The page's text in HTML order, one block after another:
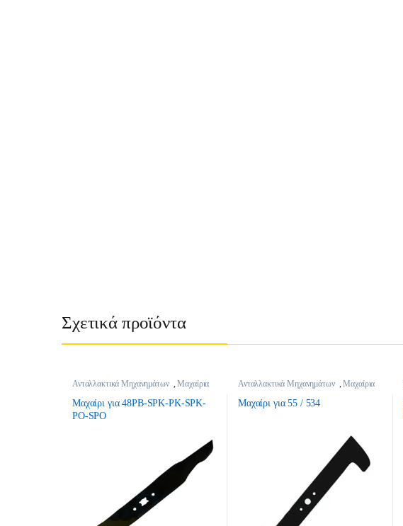
Σχετικά προϊόντα
Ανταλλακτικά Μηχανημάτων ,Μαχαίρια
Μαχαίρι για 48PB-SPK-PK-SPK-
PO-SPO
Ανταλλακτικά Μηχανημάτων ,Μαχαίρια
Μαχαίρι για 55 / 534